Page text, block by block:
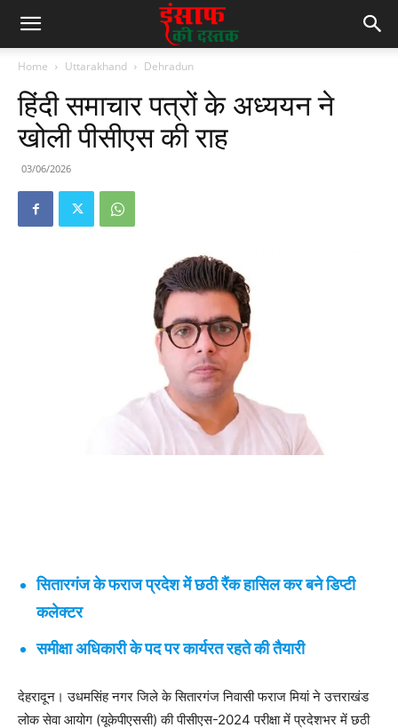
Home Uttarakhand Dehradun
हिंदी समाचार पत्रों के अध्ययन ने
खोली पीसीएस की राह
03/06/2026
सितारगंज के फराज प्रदेश में छठी रैंक हासिल कर बने डिप्टी
कलेक्टर
समीक्षा अधिकारी के पद पर कार्यरत रहते की तैयारी
देहरादून। उधमसिंह नगर जिले के सितारगंज निवासी फराज मियां ने उत्तराखंड
लोक सेवा आयोग (यूकेपीएससी) की पीसीएस-2024 परीक्षा में प्रदेशभर में छठी